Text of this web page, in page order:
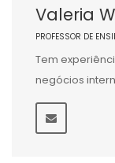
Valeria
PROFESSOR DE
Tem
negócios